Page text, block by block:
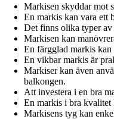
Markisen skyddar mot
En markis kan vara ett
Det finns olika typer
Markisen kan
En färgglad markis kan
En vikbar markis är
Markiser kan även
balkongen.
Att investera i en bra
En markis i bra kvalitet
Markisens tyg kan